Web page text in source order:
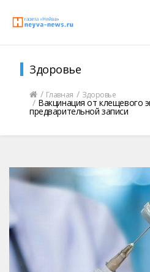
Здоровье
Главная Здоровье
Вакцинация от клещевого
предварительной записи